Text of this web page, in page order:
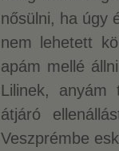
nősülni, ha úgy
nem lehetett
apám mellé
Lilinek, anyám
átjáró
Veszprémbe